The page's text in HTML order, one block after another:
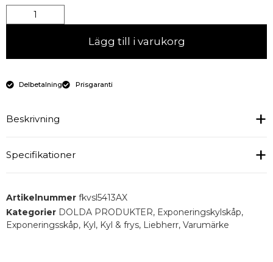
Lägg till i varukorg
Delbetalning Prisgaranti
Beskrivning
Fäktkyla
st trådgallerhyllor
Digital temperaturdisplay
Lås
Specifikationer
Temperaturområde : +3....+15 OC
Anslutning el : 230V1//50 Hz
Artikelnummer fkvsl5413AX
Kategorier DOLDA PRODUKTER, Exponeringskylskåp,
Exponeringsskåp, Kyl , Kyl & frys, Liebherr, Varumärke